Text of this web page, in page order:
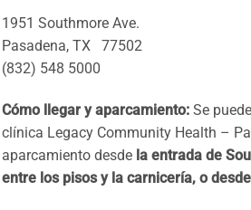
1951 Southmore Ave.
Pasadena, TX 77502
(832) 548 5000
Cómo llegar y aparcamiento: Se
clínica Legacy Community Health –
aparcamiento desde la entrada de
entre los pisos y la carnicería, o